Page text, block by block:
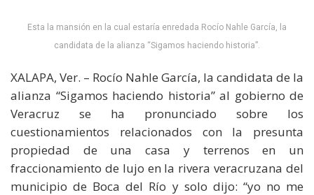
Esta la mansión en la cual estaría enredada Rocío Nahle García, la
candidata de la alianza “Sigamos haciendo historia”.
XALAPA, Ver. – Rocío Nahle García, la candidata de la
alianza “Sigamos haciendo historia” al gobierno de
Veracruz se ha pronunciado sobre los
cuestionamientos relacionados con la presunta
propiedad de una casa y terrenos en un
fraccionamiento de lujo en la rivera veracruzana del
municipio de Boca del Río y solo dijo: “yo no me